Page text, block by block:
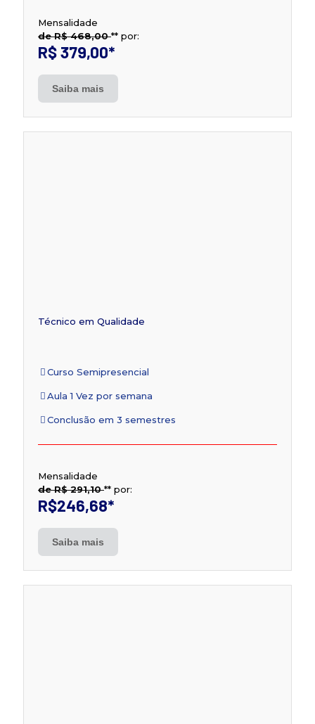
Mensalidade
de R$ 468,00** por:
R$ 379,00*
Saiba mais
Técnico em Qualidade
Curso Semipresencial
Aula 1 Vez por semana
Conclusão em 3 semestres
Mensalidade
de R$ 291,10** por:
R$246,68*
Saiba mais